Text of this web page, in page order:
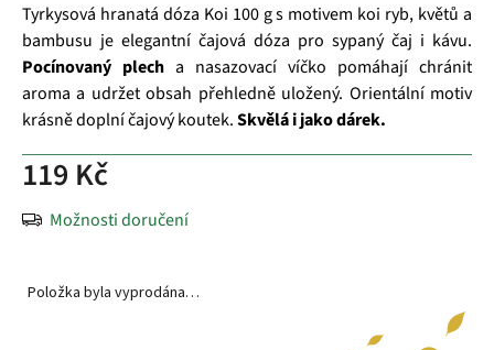
119 Kč
Možnosti doručení
Položka byla vyprodána…
Tyrkysová hranatá dóza Koi 100 g s motivem koi ryb, květů a
bambusu je elegantní čajová dóza pro sypaný čaj i kávu.
Pocínovaný plech a nasazovací víčko pomáhají chránit
aroma a udržet obsah přehledně uložený. Orientální motiv
krásně doplní čajový koutek.Skvělá i jako dárek.